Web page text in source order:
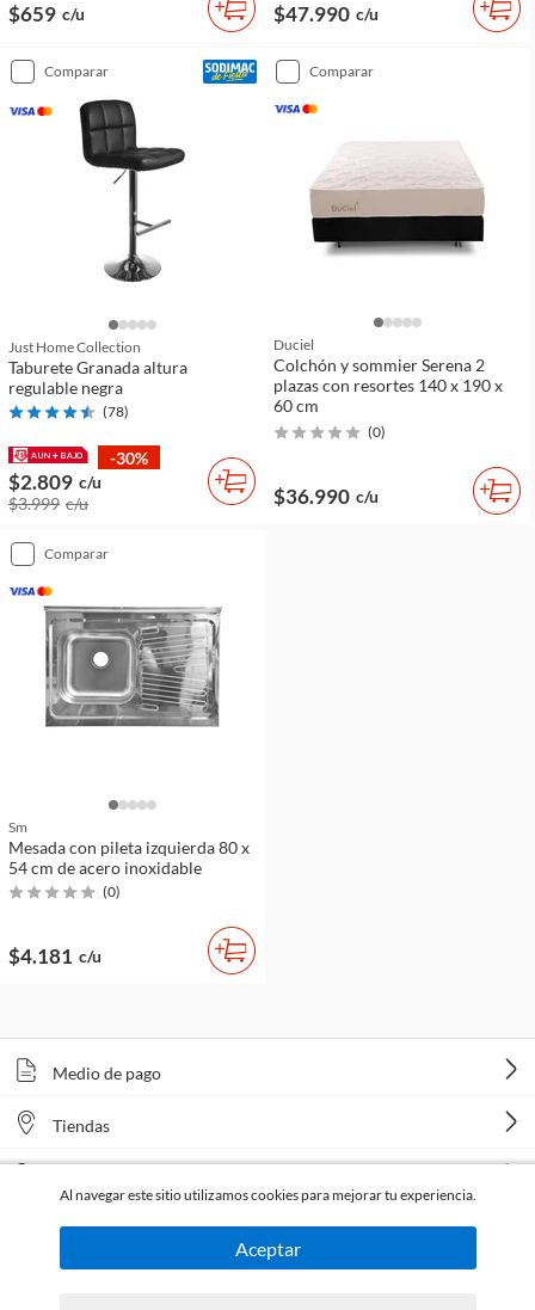
$659 c/u $47.990 c/u
comparar
Just Home Collection
Taburete Granada altura
regulable negra
(78)
-30%
$2.809 c/u
$3.999 c/u
comparar
Duciel
Colchón y sommier Serena 2
plazas con resortes 140 x 190 x
60 cm
(0)
$36.990 c/u
comparar
Sm
Mesada con pileta izquierda 80 x
54 cm de acero inoxidable
(0)
$4.181 c/u
Medio de pago
Tiendas
Al navegar este sitio utilizamos cookies para mejorar tu experiencia.
Aceptar